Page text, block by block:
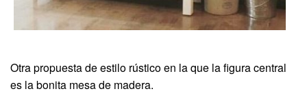
Otra propuesta de estilo rústico en la que la figura central
es la bonita mesa de madera.